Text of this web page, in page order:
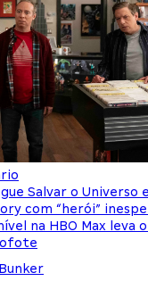
Salvar o Universo
com “herói”
na HBO Max leva